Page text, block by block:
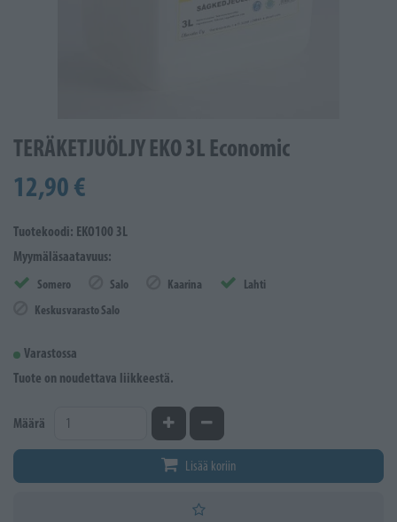
TERÄKETJUÖLJY EKO 3L Economic
12,90 €
Tuotekoodi: EKO100 3L
Myymäläsaatavuus:
Somero Salo Kaarina
Lahti
Keskusvarasto Salo
Varastossa
Tuote on noudettava liikkeestä.
Määrä Kasvata määrääVähennä määrää
Lisää koriin